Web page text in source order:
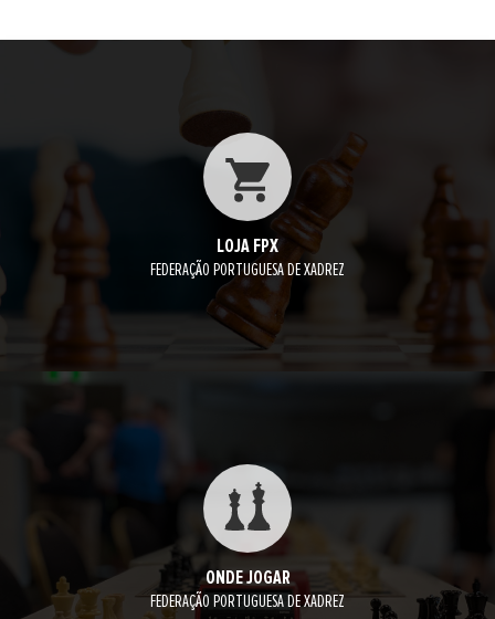
LOJA FPX
FEDERAÇÃO PORTUGUESA DE XADREZ
ONDE JOGAR
FEDERAÇÃO PORTUGUESA DE XADREZ